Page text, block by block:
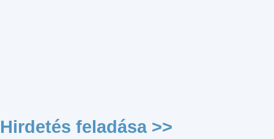
Hirdetés feladása >>